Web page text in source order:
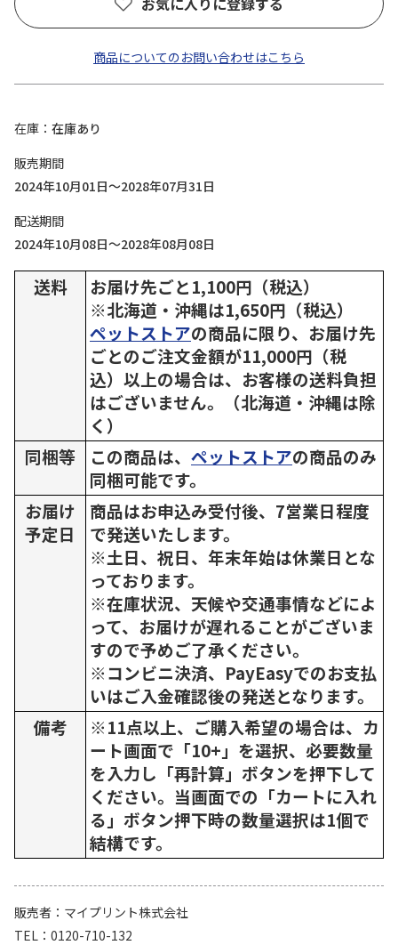
商品についてのお問い合わせはこちら
在庫
在庫あり
販売期間
2024年10月01日～2028年07月31日
配送期間
2024年10月08日～2028年08月08日
送料
お届け先ごと1,100円（税込）
※北海道・沖縄は1,650円（税込）
ペットストアの商品に限り、お届け先
ごとのご注文金額が11,000円（税
込）以上の場合は、お客様の送料負担
はございません。（北海道・沖縄は除
く）
同梱等
この商品は、 ペットストアの商品のみ
同梱可能です。
お届け
予定日
商品はお申込み受付後、7営業日程度
で発送いたします。
※土日、祝日、年末年始は休業日とな
っております。
※在庫状況、天候や交通事情などによ
って、お届けが遅れることがございま
すので予めご了承ください。
※コンビニ決済、PayEasyでのお支払
いはご入金確認後の発送となります。
備考
※11点以上、ご購入希望の場合は、カ
ート画面で「10+」を選択、必要数量
を入力し「再計算」ボタンを押下して
ください。当画面での「カートに入れ
る」ボタン押下時の数量選択は1個で
結構です。
販売者
マイプリント株式会社
TEL
0120-710-132